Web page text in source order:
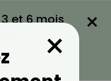
et 6 mois
×
×